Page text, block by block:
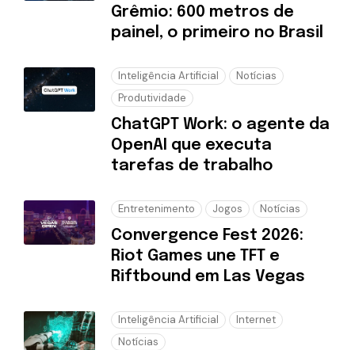
Grêmio: 600 metros de
painel, o primeiro no Brasil
Inteligência Artificial
Notícias
Produtividade
ChatGPT Work: o agente da
OpenAI que executa
tarefas de trabalho
Entretenimento Jogos Notícias
Convergence Fest 2026:
Riot Games une TFT e
Riftbound em Las Vegas
Inteligência Artificial
Internet
Notícias